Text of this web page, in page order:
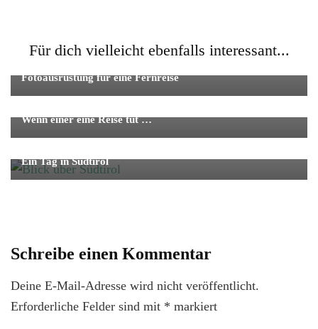
Für dich vielleicht ebenfalls interessant...
Fotografie
Fotoausrüstung für eine Fernreise
Wenn einer eine Reise tut …
Ein Tag in Südtirol
Schreibe einen Kommentar
Deine E-Mail-Adresse wird nicht veröffentlicht.
Erforderliche Felder sind mit * markiert